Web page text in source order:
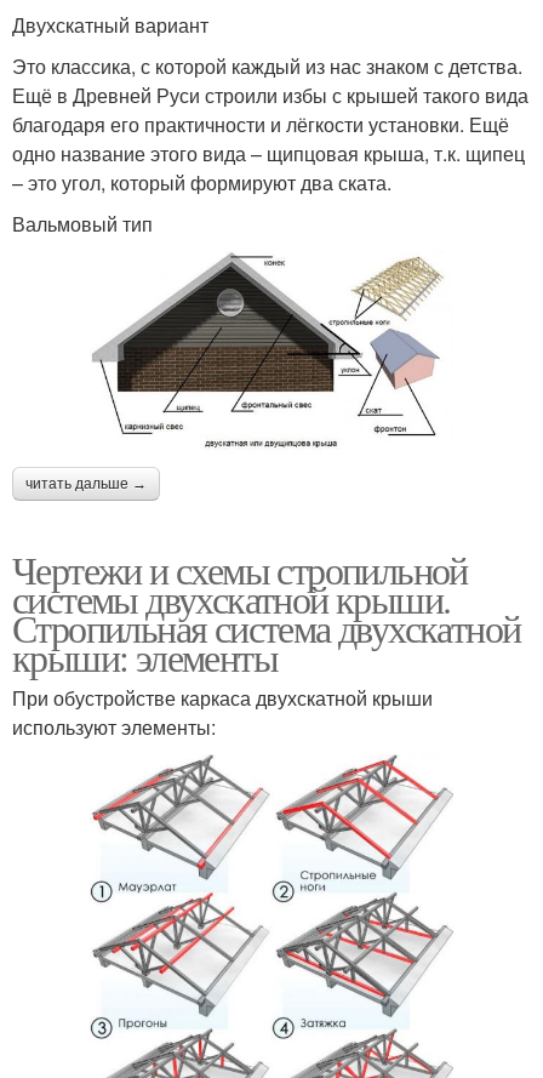
Двухскатный вариант
Это классика, с которой каждый из нас знаком с детства.
Ещё в Древней Руси строили избы с крышей такого вида
благодаря его практичности и лёгкости установки. Ещё
одно название этого вида – щипцовая крыша, т.к. щипец
– это угол, который формируют два ската.
Вальмовый тип
читать дальше →
Чертежи и схемы стропильной
системы двухскатной крыши.
Стропильная система двухскатной
крыши: элементы
При обустройстве каркаса двухскатной крыши
используют элементы: